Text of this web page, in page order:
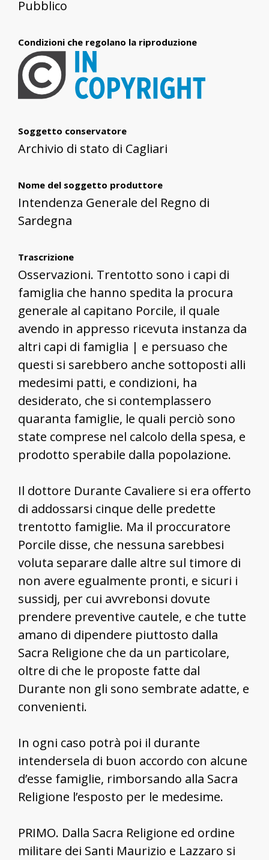
Pubblico
Condizioni che regolano la riproduzione
Soggetto conservatore
Archivio di stato di Cagliari
Nome del soggetto produttore
Intendenza Generale del Regno di
Sardegna
Trascrizione
Osservazioni. Trentotto sono i capi di
famiglia che hanno spedita la procura
generale al capitano Porcile, il quale
avendo in appresso ricevuta instanza da
altri capi di famiglia | e persuaso che
questi si sarebbero anche sottoposti alli
medesimi patti, e condizioni, ha
desiderato, che si contemplassero
quaranta famiglie, le quali perciò sono
state comprese nel calcolo della spesa, e
prodotto sperabile dalla popolazione.
Il dottore Durante Cavaliere si era offerto
di addossarsi cinque delle predette
trentotto famiglie. Ma il proccuratore
Porcile disse, che nessuna sarebbesi
voluta separare dalle altre sul timore di
non avere egualmente pronti, e sicuri i
sussidj, per cui avvrebonsi dovute
prendere preventive cautele, e che tutte
amano di dipendere piuttosto dalla
Sacra Religione che da un particolare,
oltre di che le proposte fatte dal
Durante non gli sono sembrate adatte, e
convenienti.
In ogni caso potrà poi il durante
intendersela di buon accordo con alcune
d’esse famiglie, rimborsando alla Sacra
Religione l’esposto per le medesime.
PRIMO. Dalla Sacra Religione ed ordine
militare dei Santi Maurizio e Lazzaro si